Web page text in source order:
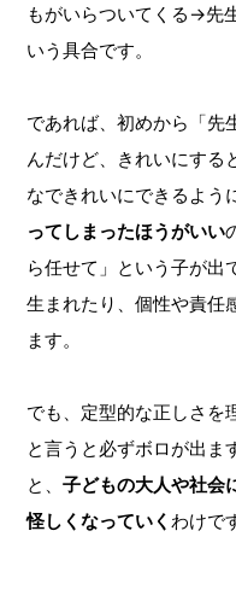
もがいらついてくる→先
いう具合です。
であれば、初めから「先
んだけど、きれいにする
なできれいにできるよう
ってしまったほうがいい
ら任せて」という子が出
生まれたり、個性や責任
ます。
でも、定型的な正しさを
と言うと必ずボロが出ま
と、子どもの大人や社会
怪しくなっていく わけで